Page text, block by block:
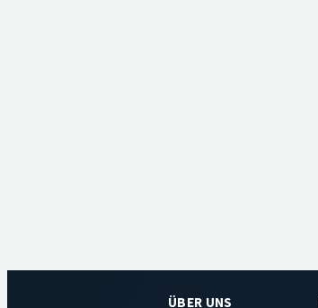
ÜBER UNS